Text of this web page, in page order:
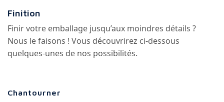
Finition
Finir votre emballage jusqu’aux moindres détails ?
Nous le faisons ! Vous découvrirez ci-dessous
quelques-unes de nos possibilités.
Chantourner